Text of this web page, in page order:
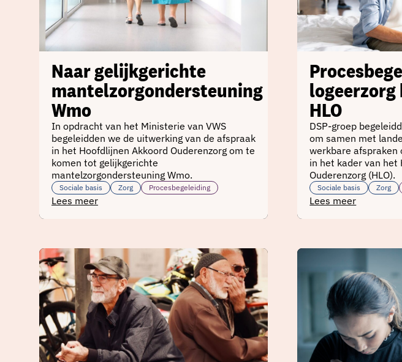
Naar gelijkgerichte
mantelzorgondersteuning
Wmo
In opdracht van het Ministerie van VWS
begeleidden we de uitwerking van de afspraak
in het Hoofdlijnen Akkoord Ouderenzorg om te
komen tot gelijkgerichte
mantelzorgondersteuning Wmo.
Sociale basis Zorg Procesbegeleiding
Lees meer
HLO
DSP-groep
om samen met
werkbare afspraken
in het kader van het
Ouderenzorg (HLO).
Sociale basis Zorg
Lees meer